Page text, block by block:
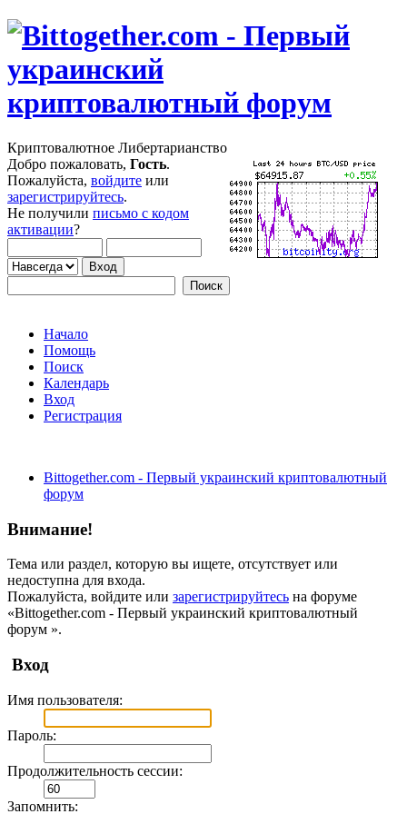
Криптовалютное Либертарианство
Добро пожаловать, Гость.
Пожалуйста, войдите или
зарегистрируйтесь.
Не получили письмо с кодом
активации?
Начало
Помощь
Поиск
Календарь
Вход
Регистрация
Bittogether.com - Первый украинский криптовалютный
форум
Внимание!
Тема или раздел, которую вы ищете, отсутствует или
недоступна для входа.
Пожалуйста, войдите или зарегистрируйтесь на форуме
«Bittogether.com - Первый украинский криптовалютный
форум ».
Вход
Имя пользователя:
Пароль:
Продолжительность сессии:
Запомнить: